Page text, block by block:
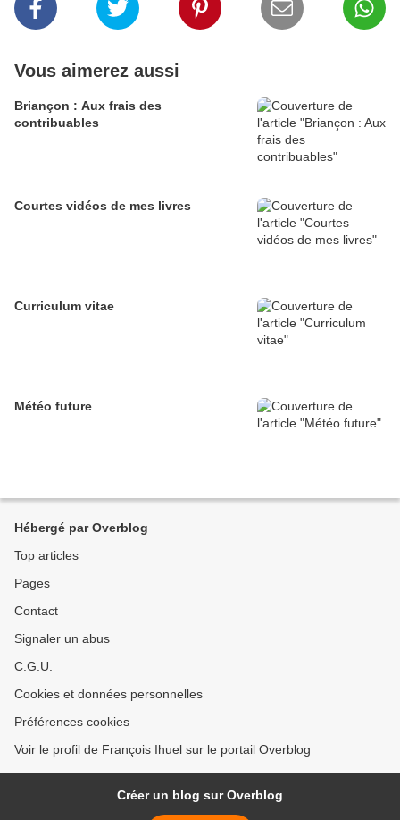
Vous aimerez aussi
Briançon : Aux frais des
contribuables
Courtes vidéos de mes livres
Curriculum vitae
Météo future
Hébergé par Overblog
Top articles
Pages
Contact
Signaler un abus
C.G.U.
Cookies et données personnelles
Préférences cookies
Voir le profil de François Ihuel sur le portail Overblog
Créer un blog sur Overblog